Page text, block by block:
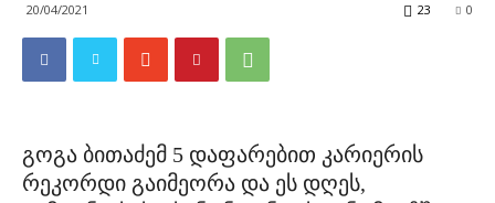
20/04/2021 0
23
გოგა ბითაძემ 5 დაფარებით კარიერის
რეკორდი გაიმეორა და ეს დღეს,